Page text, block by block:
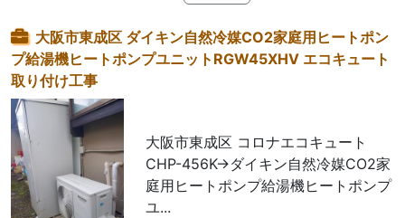
大阪市東成区 ダイキン自然冷媒CO2家庭用ヒートポン
プ給湯機ヒートポンプユニットRGW45XHV エコキュート
取り付け工事
大阪市東成区 コロナエコキュート
CHP-456K→ダイキン自然冷媒CO2家
庭用ヒートポンプ給湯機ヒートポンプ
ユ...